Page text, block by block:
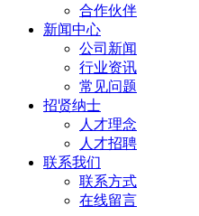
合作伙伴
新闻中心
公司新闻
行业资讯
常见问题
招贤纳士
人才理念
人才招聘
联系我们
联系方式
在线留言